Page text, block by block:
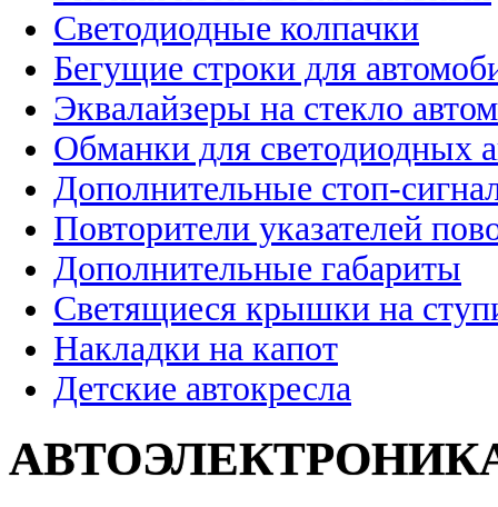
Светодиодные колпачки
Бегущие строки для
Эквалайзеры на стекло
Обманки для светодиодных
Дополнительные стоп-
Повторители указателей
Дополнительные габариты
Светящиеся крышки на
Накладки на капот
Детские автокресла